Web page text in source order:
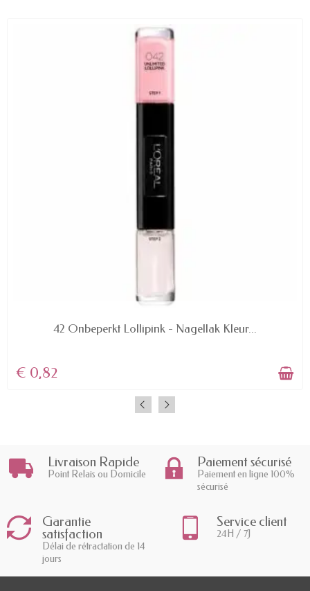
42 Onbeperkt Lollipink - Nagellak Kleur...
€ 0,82
Livraison Rapide
Point Relais ou Domicile
Paiement sécurisé
Paiement en ligne 100%
sécurisé
Garantie
satisfaction
Délai de rétractation de 14
jours
Service client
24H / 7J